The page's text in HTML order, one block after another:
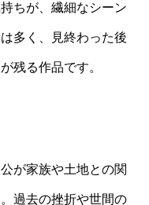
ちが、繊細なシーン
多く、見終わった後
残る作品です。
が家族や土地との関
過去の挫折や世間の